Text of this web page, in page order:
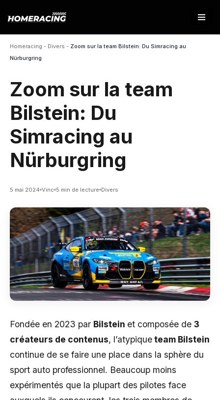
contenu
Homeracing - Divers - Zoom sur la team Bilstein: Du Simracing au
Nürburgring
Zoom sur la team
Bilstein: Du
Simracing au
Nürburgring
5 mai 2024 Vinc 5 min de lecture Divers
Fondée en 2023 par Bilstein et composée de 3
créateurs de contenus, l’atypiqueteam Bilstein
continue de se faire une place dans la sphère du
sport auto professionnel. Beaucoup moins
expérimentés que la plupart des pilotes face